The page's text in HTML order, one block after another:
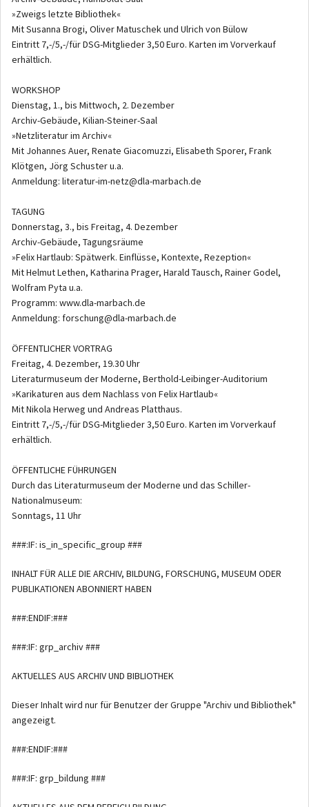
»Zweigs letzte Bibliothek«
Mit Susanna Brogi, Oliver Matuschek und Ulrich von Bülow
Eintritt 7,-/5,-/für DSG-Mitglieder 3,50 Euro. Karten im Vorverkauf
erhältlich.
WORKSHOP
Dienstag, 1., bis Mittwoch, 2. Dezember
Archiv-Gebäude, Kilian-Steiner-Saal
»Netzliteratur im Archiv«
Mit Johannes Auer, Renate Giacomuzzi, Elisabeth Sporer, Frank
Klötgen, Jörg Schuster u.a.
Anmeldung: literatur-im-netz@dla-marbach.de
TAGUNG
Donnerstag, 3., bis Freitag, 4. Dezember
Archiv-Gebäude, Tagungsräume
»Felix Hartlaub: Spätwerk. Einflüsse, Kontexte, Rezeption«
Mit Helmut Lethen, Katharina Prager, Harald Tausch, Rainer Godel,
Wolfram Pyta u.a.
Programm: www.dla-marbach.de
Anmeldung: forschung@dla-marbach.de
ÖFFENTLICHER VORTRAG
Freitag, 4. Dezember, 19.30 Uhr
Literaturmuseum der Moderne, Berthold-Leibinger-Auditorium
»Karikaturen aus dem Nachlass von Felix Hartlaub«
Mit Nikola Herweg und Andreas Platthaus.
Eintritt 7,-/5,-/für DSG-Mitglieder 3,50 Euro. Karten im Vorverkauf
erhältlich.
ÖFFENTLICHE FÜHRUNGEN
Durch das Literaturmuseum der Moderne und das Schiller-
Nationalmuseum:
Sonntags, 11 Uhr
###:IF: is_in_specific_group ###
INHALT FÜR ALLE DIE ARCHIV, BILDUNG, FORSCHUNG, MUSEUM ODER
PUBLIKATIONEN ABONNIERT HABEN
###:ENDIF:###
###:IF: grp_archiv ###
AKTUELLES AUS ARCHIV UND BIBLIOTHEK
Dieser Inhalt wird nur für Benutzer der Gruppe "Archiv und Bibliothek"
angezeigt.
###:ENDIF:###
###:IF: grp_bildung ###